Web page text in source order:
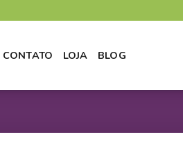
CONTATO LOJA BLOG